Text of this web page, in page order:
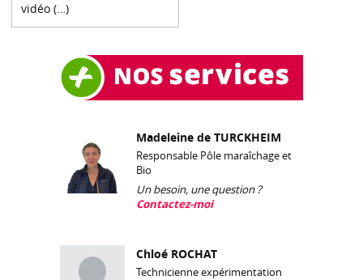
vidéo (…)
Madeleine de TURCKHEIM
Responsable Pôle maraîchage et
Bio
Un besoin, une question ?
Contactez-moi
Chloé ROCHAT
Technicienne expérimentation